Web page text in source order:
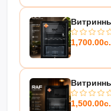
1,700.00с.
1,500.00с.